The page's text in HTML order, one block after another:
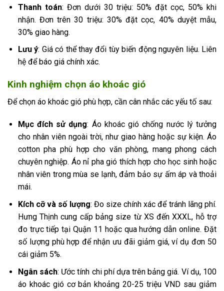
Thanh toán: Đơn dưới 30 triệu: 50% đặt cọc, 50% khi
nhận. Đơn trên 30 triệu: 30% đặt cọc, 40% duyệt mẫu,
30% giao hàng.
Lưu ý: Giá có thể thay đổi tùy biến động nguyên liệu. Liên
hệ để báo giá chính xác.
Kinh nghiệm chọn áo khoác gió
Để chọn áo khoác gió phù hợp, cần cân nhắc các yếu tố sau:
Mục đích sử dụng: Áo khoác gió chống nước lý tưởng
cho nhân viên ngoài trời, như giao hàng hoặc sự kiện. Áo
cotton pha phù hợp cho văn phòng, mang phong cách
chuyên nghiệp. Áo nỉ pha gió thích hợp cho học sinh hoặc
nhân viên trong mùa se lạnh, đảm bảo sự ấm áp và thoải
mái.
Kích cỡ và số lượng: Đo size chính xác để tránh lãng phí.
Hưng Thịnh cung cấp bảng size từ XS đến XXXL, hỗ trợ
đo trực tiếp tại Quận 11 hoặc qua hướng dẫn online. Đặt
số lượng phù hợp để nhận ưu đãi giảm giá, ví dụ đơn 50
cái giảm 5%.
Ngân sách: Ước tính chi phí dựa trên bảng giá. Ví dụ, 100
áo khoác gió cơ bản khoảng 20-25 triệu VND sau giảm